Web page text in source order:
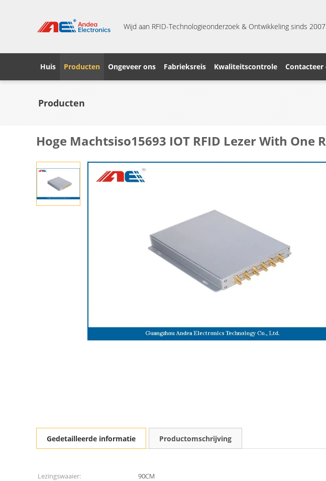
Wijd aan RFID-Technologieonderzoek & Ontwikkeling sinds 2007
Huis Producten Ongeveer ons Fabrieksreis Kwaliteitscontrole Contacteer
Producten
Hoge Machtsiso15693 IOT RFID Lezer With One
Gedetailleerde informatie Productomschrijving
Lezingswaaier: 90CM